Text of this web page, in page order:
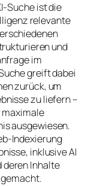
Suche ist die
relevante
und
im
greift dabei
zurück, um
zu liefern –
ausgewiesen.
Indexierung
inklusive AI
deren Inhalte